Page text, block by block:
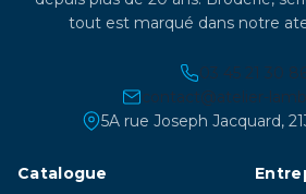
tout est marqué dans notre
03 45 21 30
contact@atelier-
5A rue Joseph Jacquard,
Catalogue